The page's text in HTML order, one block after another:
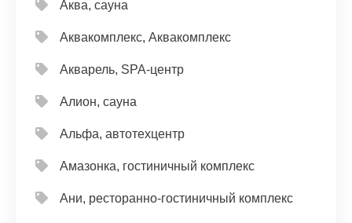
Аква, сауна
Аквакомплекс, Аквакомплекс
Акварель, SPA-центр
Алион, сауна
Альфа, автотехцентр
Амазонка, гостиничный комплекс
Ани, ресторанно-гостиничный комплекс